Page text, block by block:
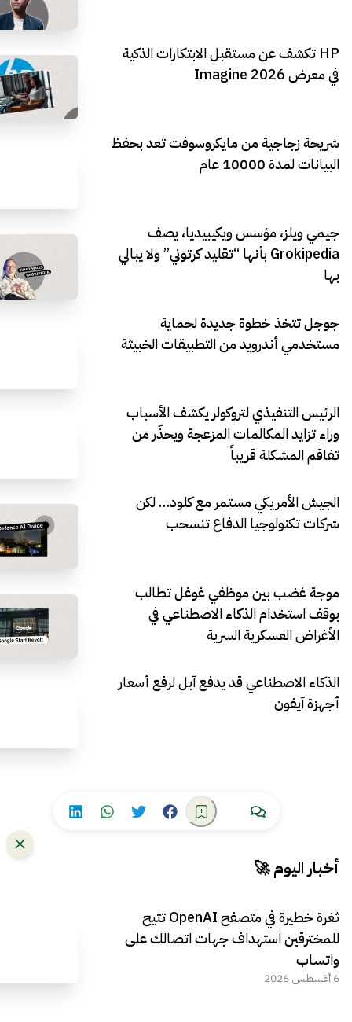
HP تكشف عن مستقبل الابتكارات الذكية
في معرض Imagine 2026
شريحة زجاجية من مايكروسوفت تعد بحفظ
البيانات لمدة 10000 عام
جيمي ويلز، مؤسس ويكيبيديا، يصف
Grokipedia بأنها “تقليد كرتوني” ولا يبالي
بها
جوجل تتخذ خطوة جديدة لحماية
مستخدمي أندرويد من التطبيقات الخبيثة
الرئيس التنفيذي لتروكولر يكشف الأسباب
وراء تزايد المكالمات المزعجة ويحذّر من
تفاقم المشكلة قريباً
الجيش الأمريكي مستمر مع كلود… لكن
شركات تكنولوجيا الدفاع تنسحب
موجة غضب بين موظفي غوغل تطالب
بوقف استخدام الذكاء الاصطناعي في
الأغراض العسكرية السرية
الذكاء الاصطناعي قد يدفع آبل لرفع أسعار
أجهزة آيفون
أخبار اليوم 🚀
ثغرة خطيرة في متصفح OpenAI تتيح
للمخترقين استهداف جهات اتصالك على
واتساب
6 أغسطس 2026